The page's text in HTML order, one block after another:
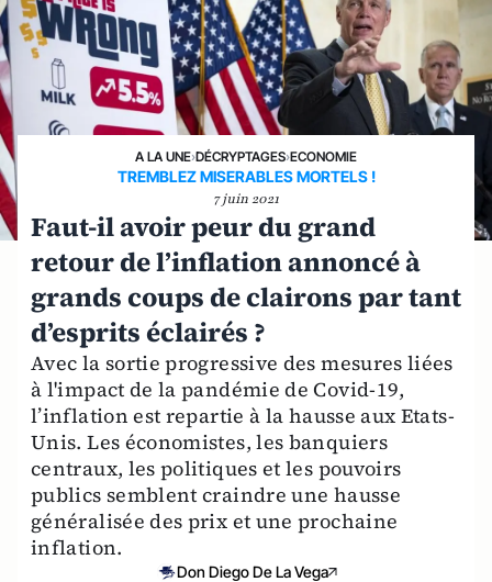
A LA UNE›DÉCRYPTAGES›ECONOMIE
TREMBLEZ MISERABLES MORTELS !
7 juin 2021
Faut-il avoir peur du grand
retour de l’inflation annoncé à
grands coups de clairons par tant
d’esprits éclairés ?
Avec la sortie progressive des mesures liées
à l'impact de la pandémie de Covid-19,
l’inflation est repartie à la hausse aux Etats-
Unis. Les économistes, les banquiers
centraux, les politiques et les pouvoirs
publics semblent craindre une hausse
généralisée des prix et une prochaine
inflation.
Don Diego De La Vega